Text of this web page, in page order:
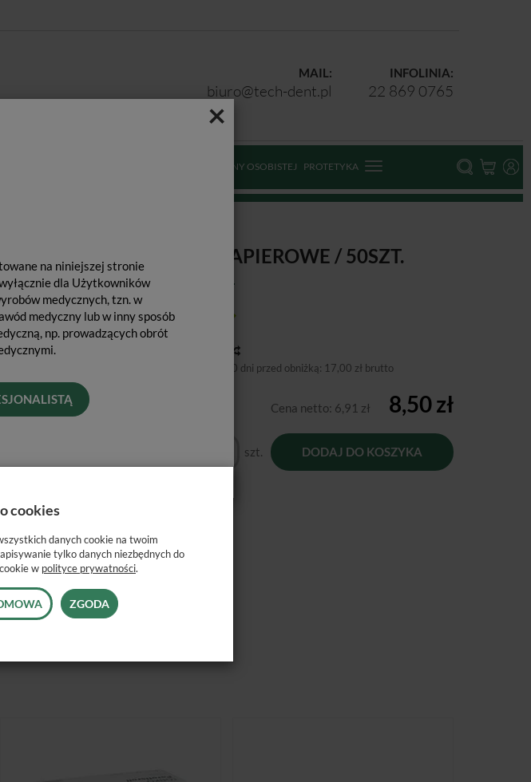
×
na niniejszej stronie
dla Użytkowników
medycznych, tzn. w
medyczny lub w inny sposób
np. prowadzących obrót
INFOLINIA:
22 869 0765
MAIL:
biuro@tech-dent.pl
ŚRODKI OCHRONY OSOBISTEJ PROTETYKA
KUBKI PAPIEROWE / 50SZT.
Dostępność:
Najniższa cena 30 dni przed obniżką: 17,00 zł brutto
Cena netto: 6,91 zł 8,50 zł
szt. DODAJ DO KOSZYKA
cookies
danych cookie na twoim
tylko danych niezbędnych do
w polityce prywatności.
ZGODA